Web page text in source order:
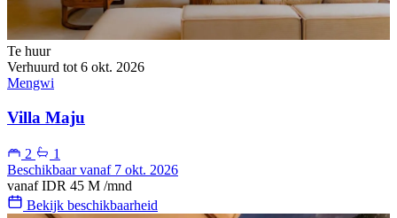
Te huur
Verhuurd tot 6 okt. 2026
Mengwi
Villa Maju
2
1
Beschikbaar vanaf 7 okt. 2026
vanaf IDR 45 M /mnd
Bekijk beschikbaarheid